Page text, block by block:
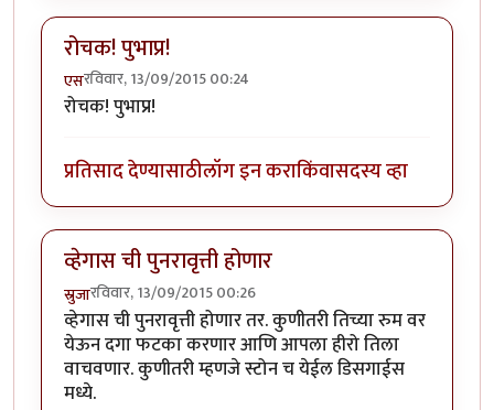
रोचक! पुभाप्र!
एसरविवार, 13/09/2015 00:24
रोचक! पुभाप्र!
प्रतिसाद देण्यासाठीलॉग इन कराकिंवासदस्य व्हा
व्हेगास ची पुनरावृत्ती होणार
स्रुजारविवार, 13/09/2015 00:26
व्हेगास ची पुनरावृत्ती होणार तर. कुणीतरी तिच्या रुम वर
येऊन दगा फटका करणार आणि आपला हीरो तिला
वाचवणार. कुणीतरी म्हणजे स्टोन च येईल डिसगाईस
मध्ये.